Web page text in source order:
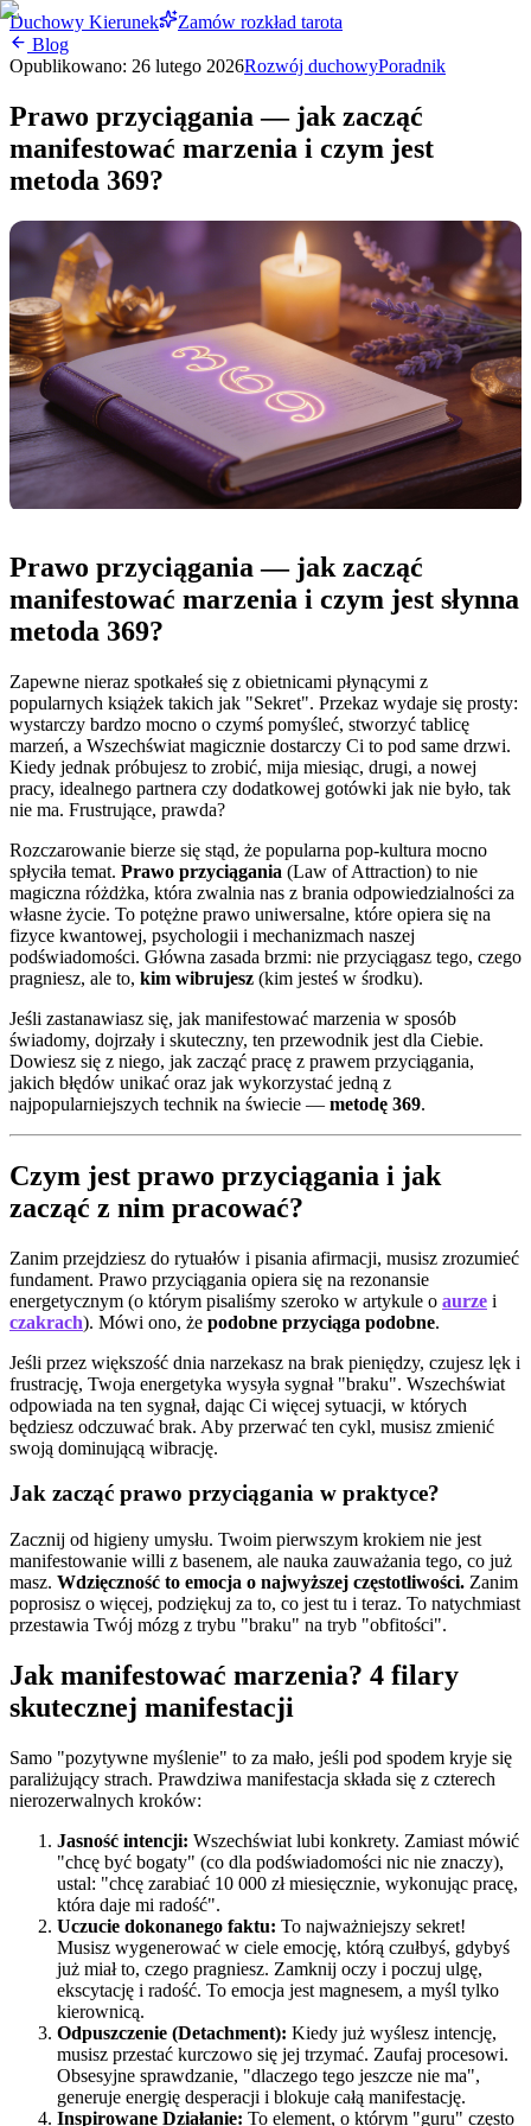
Duchowy Kierunek
Zamów rozkład tarota
Blog
Opublikowano: 26 lutego 2026Rozwój duchowyPoradnik
Prawo przyciągania — jak zacząć
manifestować marzenia i czym jest
metoda 369?
Prawo przyciągania — jak zacząć
manifestować marzenia i czym jest słynna
metoda 369?
Zapewne nieraz spotkałeś się z obietnicami płynącymi z
popularnych książek takich jak "Sekret". Przekaz wydaje się prosty:
wystarczy bardzo mocno o czymś pomyśleć, stworzyć tablicę
marzeń, a Wszechświat magicznie dostarczy Ci to pod same drzwi.
Kiedy jednak próbujesz to zrobić, mija miesiąc, drugi, a nowej
pracy, idealnego partnera czy dodatkowej gotówki jak nie było, tak
nie ma. Frustrujące, prawda?
Rozczarowanie bierze się stąd, że popularna pop-kultura mocno
spłyciła temat. Prawo przyciągania (Law of Attraction) to nie
magiczna różdżka, która zwalnia nas z brania odpowiedzialności za
własne życie. To potężne prawo uniwersalne, które opiera się na
fizyce kwantowej, psychologii i mechanizmach naszej
podświadomości. Główna zasada brzmi: nie przyciągasz tego, czego
pragniesz, ale to, kim wibrujesz (kim jesteś w środku).
Jeśli zastanawiasz się, jak manifestować marzenia w sposób
świadomy, dojrzały i skuteczny, ten przewodnik jest dla Ciebie.
Dowiesz się z niego, jak zacząć pracę z prawem przyciągania,
jakich błędów unikać oraz jak wykorzystać jedną z
najpopularniejszych technik na świecie — metodę 369.
Czym jest prawo przyciągania i jak
zacząć z nim pracować?
Zanim przejdziesz do rytuałów i pisania afirmacji, musisz zrozumieć
fundament. Prawo przyciągania opiera się na rezonansie
energetycznym (o którym pisaliśmy szeroko w artykule o aurze i
czakrach). Mówi ono, że podobne przyciąga podobne.
Jeśli przez większość dnia narzekasz na brak pieniędzy, czujesz lęk i
frustrację, Twoja energetyka wysyła sygnał "braku". Wszechświat
odpowiada na ten sygnał, dając Ci więcej sytuacji, w których
będziesz odczuwać brak. Aby przerwać ten cykl, musisz zmienić
swoją dominującą wibrację.
Jak zacząć prawo przyciągania w praktyce?
Zacznij od higieny umysłu. Twoim pierwszym krokiem nie jest
manifestowanie willi z basenem, ale nauka zauważania tego, co już
masz. Wdzięczność to emocja o najwyższej częstotliwości. Zanim
poprosisz o więcej, podziękuj za to, co jest tu i teraz. To natychmiast
przestawia Twój mózg z trybu "braku" na tryb "obfitości".
Jak manifestować marzenia? 4 filary
skutecznej manifestacji
Samo "pozytywne myślenie" to za mało, jeśli pod spodem kryje się
paraliżujący strach. Prawdziwa manifestacja składa się z czterech
nierozerwalnych kroków:
Jasność intencji: Wszechświat lubi konkrety. Zamiast mówić
"chcę być bogaty" (co dla podświadomości nic nie znaczy),
ustal: "chcę zarabiać 10 000 zł miesięcznie, wykonując pracę,
która daje mi radość".
Uczucie dokonanego faktu: To najważniejszy sekret!
Musisz wygenerować w ciele emocję, którą czułbyś, gdybyś
już miał to, czego pragniesz. Zamknij oczy i poczuj ulgę,
ekscytację i radość. To emocja jest magnesem, a myśl tylko
kierownicą.
Odpuszczenie (Detachment): Kiedy już wyślesz intencję,
musisz przestać kurczowo się jej trzymać. Zaufaj procesowi.
Obsesyjne sprawdzanie, "dlaczego tego jeszcze nie ma",
generuje energię desperacji i blokuje całą manifestację.
Inspirowane Działanie: To element, o którym "guru" często